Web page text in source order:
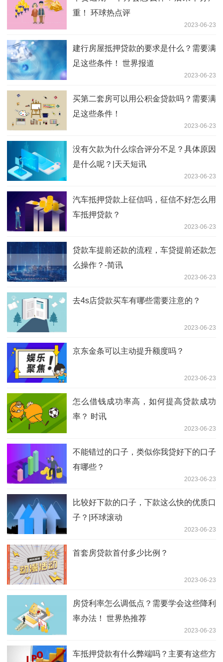
重！ 环球热点评
2023-06-23
建行房屋抵押贷款的要求是什么？需要满
足这些条件！ 世界报道
2023-06-23
买第二套房可以用公积金贷款吗？需要满
足这些条件！
2023-06-23
没有欠款为什么综合评分不足？具体原因
是什么呢？|天天短讯
2023-06-23
汽车抵押贷款上征信吗，征信不好怎么用
车抵押贷款？
2023-06-23
贷款车提前还款的流程，车贷提前还款怎
么操作？-简讯
2023-06-23
去4s店贷款买车有哪些需要注意的？
2023-06-23
京东金条可以主动提升额度吗？
2023-06-23
怎么借钱成功率高，如何提高贷款成功
率？ 时讯
2023-06-23
不能错过的口子，类似你我贷好下的口子
有哪些？
2023-06-23
比较好下款的口子，下款这么快的优质口
子？|环球滚动
2023-06-23
首套房贷款首付多少比例？
2023-06-23
房贷利率怎么调低点？需要学会这些降利
率办法！ 世界热推荐
2023-06-23
车抵押贷款有什么弊端吗？主要有这些方